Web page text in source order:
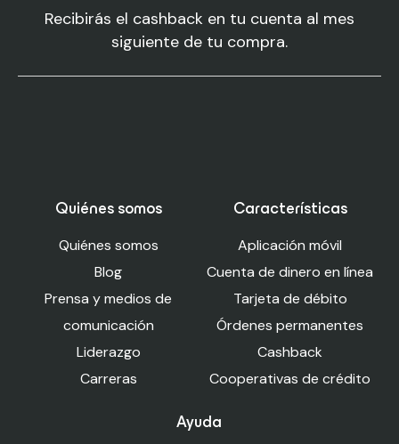
Recibirás el cashback en tu cuenta al mes
siguiente de tu compra.
Quiénes somos
Quiénes somos
Blog
Prensa y medios de
comunicación
Liderazgo
Carreras
Características
Aplicación móvil
Cuenta de dinero en línea
Tarjeta de débito
Órdenes permanentes
Cashback
Cooperativas de crédito
Ayuda